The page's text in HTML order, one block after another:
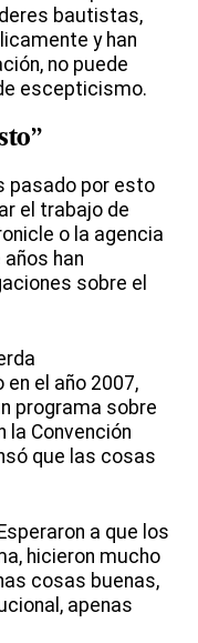
bautistas,
y han
no puede
escepticismo.
pasado por esto
el trabajo de
o la agencia
han
sobre el
el año 2007,
programa sobre
la Convención
que las cosas
a que los
hicieron mucho
cosas buenas,
apenas